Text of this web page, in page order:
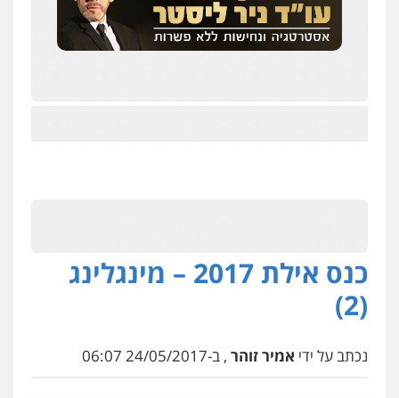
כנס אילת 2017 – מינגלינג
(2)
נכתב על ידי אמיר זוהר , ב-24/05/2017 06:07